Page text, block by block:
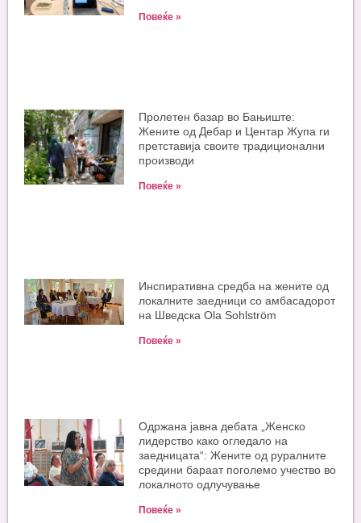
Повеќе »
Пролетен базар во Бањиште:
Жените од Дебар и Центар Жупа ги
претставија своите традиционални
производи
Повеќе »
Инспиративна средба на жените од
локалните заедници со амбасадорот
на Шведска Ola Sohlström
Повеќе »
Одржана јавна дебата „Женско
лидерство како огледало на
заедницата“: Жените од руралните
средини бараат поголемо учество во
локалното одлучување
Повеќе »